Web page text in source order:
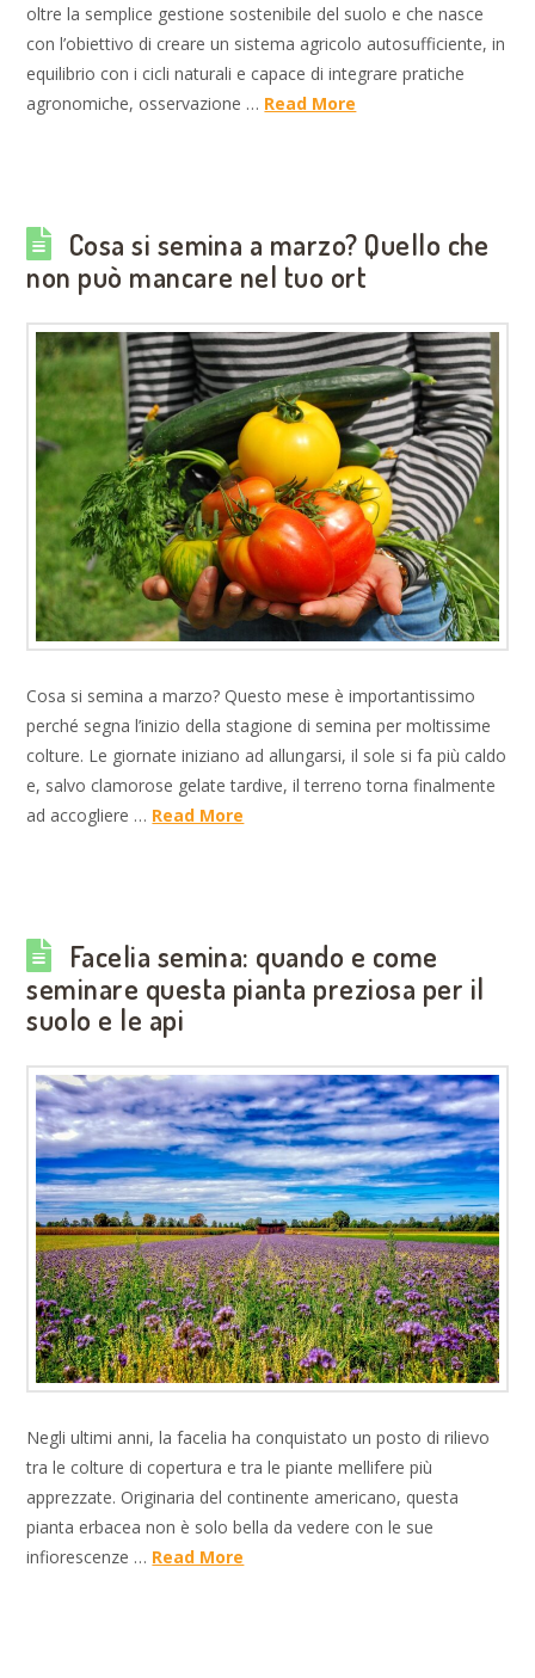
oltre la semplice gestione sostenibile del suolo e che nasce
con l’obiettivo di creare un sistema agricolo autosufficiente, in
equilibrio con i cicli naturali e capace di integrare pratiche
agronomiche, osservazione … Read More
Cosa si semina a marzo? Quello che
non può mancare nel tuo ort
Cosa si semina a marzo? Questo mese è importantissimo
perché segna l’inizio della stagione di semina per moltissime
colture. Le giornate iniziano ad allungarsi, il sole si fa più caldo
e, salvo clamorose gelate tardive, il terreno torna finalmente
ad accogliere … Read More
Facelia semina: quando e come
seminare questa pianta preziosa per il
suolo e le api
Negli ultimi anni, la facelia ha conquistato un posto di rilievo
tra le colture di copertura e tra le piante mellifere più
apprezzate. Originaria del continente americano, questa
pianta erbacea non è solo bella da vedere con le sue
infiorescenze … Read More